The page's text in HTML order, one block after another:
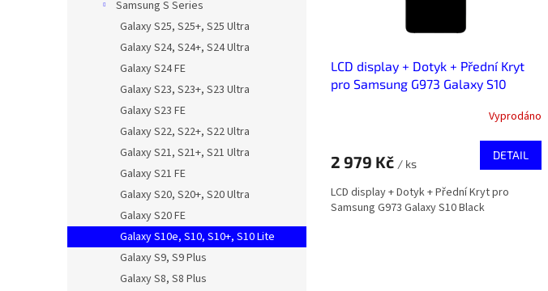
Samsung S Series
Galaxy S25, S25+, S25 Ultra
Galaxy S24, S24+, S24 Ultra
Galaxy S24 FE
Galaxy S23, S23+, S23 Ultra
Galaxy S23 FE
Galaxy S22, S22+, S22 Ultra
Galaxy S21, S21+, S21 Ultra
Galaxy S21 FE
Galaxy S20, S20+, S20 Ultra
Galaxy S20 FE
Galaxy S10e, S10, S10+, S10 Lite
Galaxy S9, S9 Plus
Galaxy S8, S8 Plus
LCD display + Dotyk + Přední Kryt
pro Samsung G973 Galaxy S10
Vyprodáno
2 979 Kč / ks
DETAIL
LCD display + Dotyk + Přední Kryt pro
Samsung G973 Galaxy S10 Black